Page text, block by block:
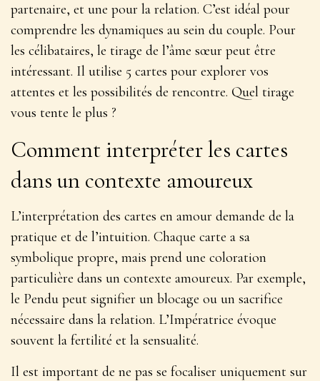
partenaire, et une pour la relation. C’est idéal pour
comprendre les dynamiques au sein du couple. Pour
les célibataires, le tirage de l’âme sœur peut être
intéressant. Il utilise 5 cartes pour explorer vos
attentes et les possibilités de rencontre. Quel tirage
vous tente le plus ?
Comment interpréter les cartes
dans un contexte amoureux
L’interprétation des cartes en amour demande de la
pratique et de l’intuition. Chaque carte a sa
symbolique propre, mais prend une coloration
particulière dans un contexte amoureux. Par exemple,
le Pendu peut signifier un blocage ou un sacrifice
nécessaire dans la relation. L’Impératrice évoque
souvent la fertilité et la sensualité.
Il est important de ne pas se focaliser uniquement sur